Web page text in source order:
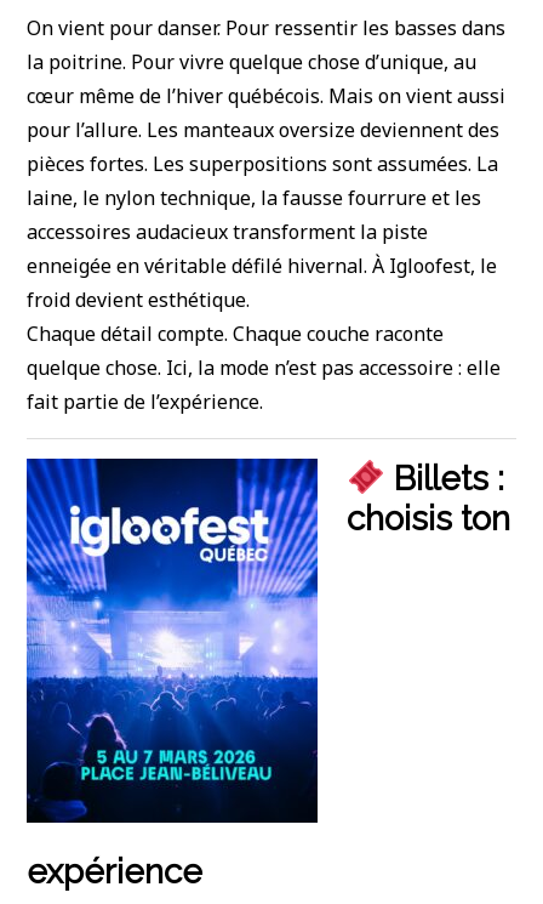
On vient pour danser. Pour ressentir les basses dans
la poitrine. Pour vivre quelque chose d’unique, au
cœur même de l’hiver québécois. Mais on vient aussi
pour l’allure. Les manteaux oversize deviennent des
pièces fortes. Les superpositions sont assumées. La
laine, le nylon technique, la fausse fourrure et les
accessoires audacieux transforment la piste
enneigée en véritable défilé hivernal. À Igloofest, le
froid devient esthétique.
Chaque détail compte. Chaque couche raconte
quelque chose. Ici, la mode n’est pas accessoire : elle
fait partie de l’expérience.
Billets :
choisis ton
expérience